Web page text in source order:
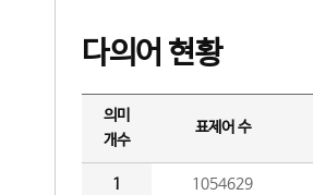
다의어 현황
의미
개수
표제어 수
1 1054629